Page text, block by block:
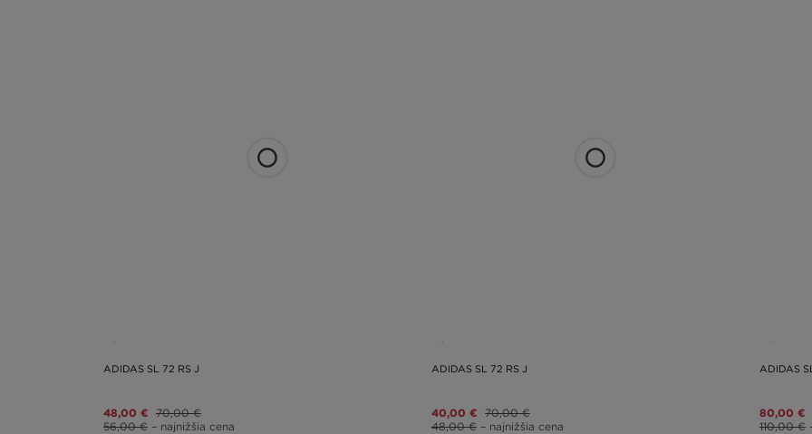
ADIDAS SL 72 RS J
48,00 € 70,00 €
56,00 € – najnižšia cena
ADIDAS SL 72 RS J
40,00 € 70,00 €
48,00 € – najnižšia cena
ADIDAS
80,00 €
110,00 €